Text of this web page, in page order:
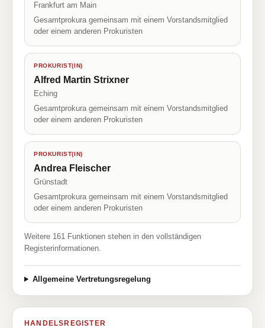
Frankfurt am Main
Gesamtprokura gemeinsam mit einem Vorstandsmitglied
oder einem anderen Prokuristen
PROKURIST(IN)
Alfred Martin Strixner
Eching
Gesamtprokura gemeinsam mit einem Vorstandsmitglied
oder einem anderen Prokuristen
PROKURIST(IN)
Andrea Fleischer
Grünstadt
Gesamtprokura gemeinsam mit einem Vorstandsmitglied
oder einem anderen Prokuristen
Weitere 161 Funktionen stehen in den vollständigen
Registerinformationen.
Allgemeine Vertretungsregelung
HANDELSREGISTER